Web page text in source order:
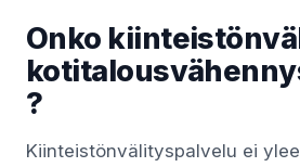
Onko
?
Kiinteistönvälityspalvelu ei